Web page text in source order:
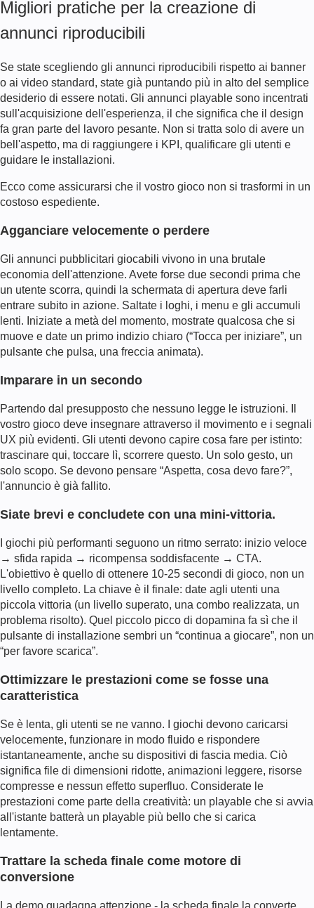
Migliori pratiche per la creazione di
annunci riproducibili
Se state scegliendo gli annunci riproducibili rispetto ai banner
o ai video standard, state già puntando più in alto del semplice
desiderio di essere notati. Gli annunci playable sono incentrati
sull'acquisizione dell'esperienza, il che significa che il design
fa gran parte del lavoro pesante. Non si tratta solo di avere un
bell'aspetto, ma di raggiungere i KPI, qualificare gli utenti e
guidare le installazioni.
Ecco come assicurarsi che il vostro gioco non si trasformi in un
costoso espediente.
Agganciare velocemente o perdere
Gli annunci pubblicitari giocabili vivono in una brutale
economia dell'attenzione. Avete forse due secondi prima che
un utente scorra, quindi la schermata di apertura deve farli
entrare subito in azione. Saltate i loghi, i menu e gli accumuli
lenti. Iniziate a metà del momento, mostrate qualcosa che si
muove e date un primo indizio chiaro (“Tocca per iniziare”, un
pulsante che pulsa, una freccia animata).
Imparare in un secondo
Partendo dal presupposto che nessuno legge le istruzioni. Il
vostro gioco deve insegnare attraverso il movimento e i segnali
UX più evidenti. Gli utenti devono capire cosa fare per istinto:
trascinare qui, toccare lì, scorrere questo. Un solo gesto, un
solo scopo. Se devono pensare “Aspetta, cosa devo fare?”,
l'annuncio è già fallito.
Siate brevi e concludete con una mini-vittoria.
I giochi più performanti seguono un ritmo serrato: inizio veloce
→ sfida rapida → ricompensa soddisfacente → CTA.
L'obiettivo è quello di ottenere 10-25 secondi di gioco, non un
livello completo. La chiave è il finale: date agli utenti una
piccola vittoria (un livello superato, una combo realizzata, un
problema risolto). Quel piccolo picco di dopamina fa sì che il
pulsante di installazione sembri un “continua a giocare”, non un
“per favore scarica”.
Ottimizzare le prestazioni come se fosse una
caratteristica
Se è lenta, gli utenti se ne vanno. I giochi devono caricarsi
velocemente, funzionare in modo fluido e rispondere
istantaneamente, anche su dispositivi di fascia media. Ciò
significa file di dimensioni ridotte, animazioni leggere, risorse
compresse e nessun effetto superfluo. Considerate le
prestazioni come parte della creatività: un playable che si avvia
all'istante batterà un playable più bello che si carica
lentamente.
Trattare la scheda finale come motore di
conversione
La demo guadagna attenzione - la scheda finale la converte.